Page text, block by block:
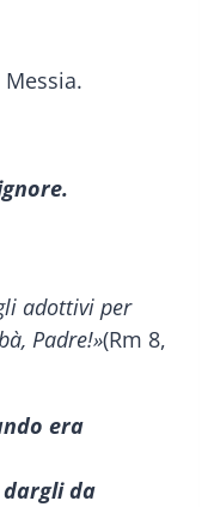
adottivi per
Padre!»(Rm 8,
era
da